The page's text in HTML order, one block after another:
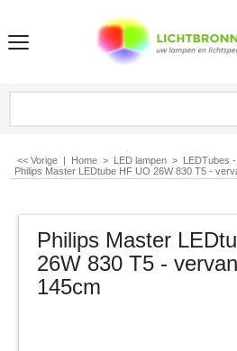
<< Vorige | Home > LED lampen > LEDTubes
Philips Master LEDtube HF UO 26W 830 T5 -
Philips Master
26W 830 T5 -
145cm